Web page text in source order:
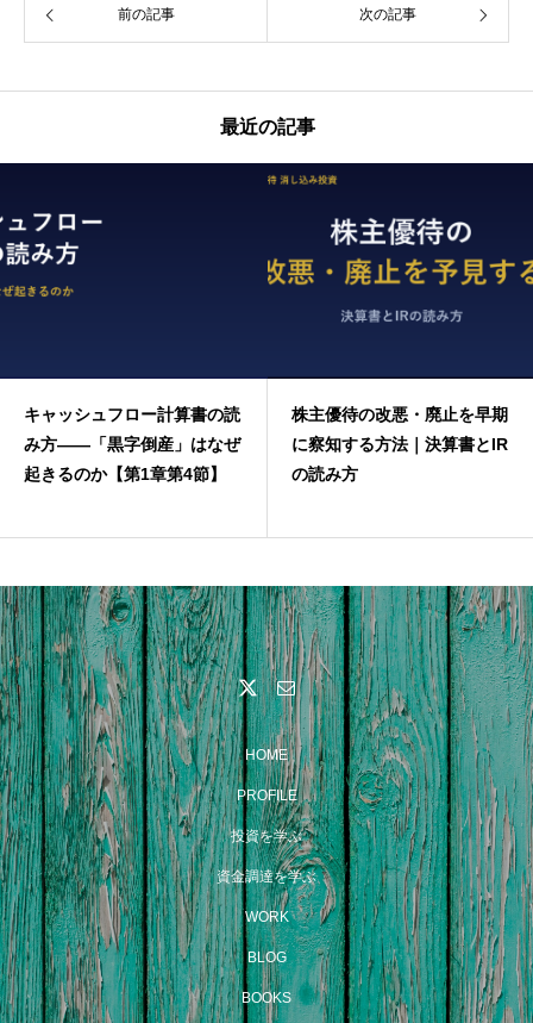
前の記事 次の記事
最近の記事
キャッシュフロー計算書の読
み方——「黒字倒産」はなぜ
起きるのか【第1章第4節】
株主優待の改悪・廃止を早期
に察知する方法｜決算書とIR
の読み方
HOME
PROFILE
投資を学ぶ
資金調達を学ぶ
WORK
BLOG
BOOKS